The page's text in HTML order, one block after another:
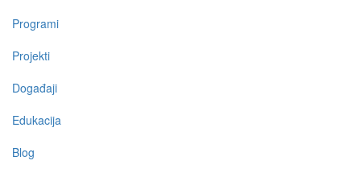
Programi
Projekti
Događaji
Edukacija
Blog